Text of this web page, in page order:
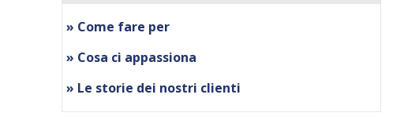
» Come fare per
» Cosa ci appassiona
» Le storie dei nostri clienti